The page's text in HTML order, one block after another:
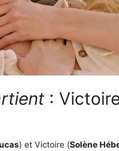
:
) et Victoire (Solène